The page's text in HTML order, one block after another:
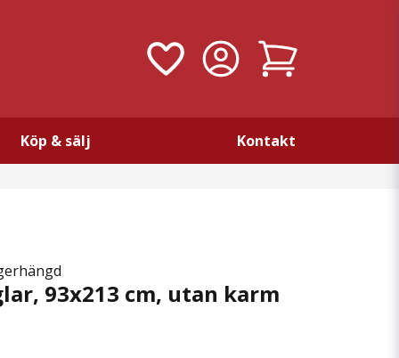
Köp & sälj Kontakt
93x213 cm, utan karm